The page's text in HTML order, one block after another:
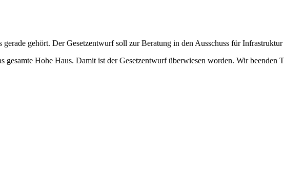
gehört. Der Gesetzentwurf soll zur Beratung in den Ausschuss für
Hohe Haus. Damit ist der Gesetzentwurf überwiesen worden. Wir beenden